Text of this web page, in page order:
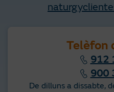
Telèfon
912
900
De dilluns a dissabte,